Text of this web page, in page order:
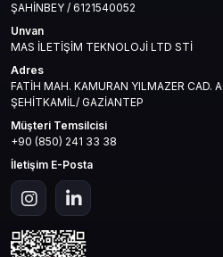
EVE 265 AUR Nasıl
Satın alımın ardından
Kodu gir ve onayla.
265 AUR hesabına anında
İster mağazada harca, ister
yönel.
Teknik Bilgiler
Platformlar:
ŞAHİNBEY / 6121540052
Unvan
MAS İLETİŞİM TEKNOLOJİ LTD STİ
Adres
FATİH MAH. KAMURAN YILMAZER CAD.
ŞEHİTKAMİL/ GAZİANTEP
Müşteri Temsilcisi
+90 (850) 241 33 38
İletişim E-Posta